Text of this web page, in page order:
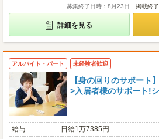
募集終了日時：8月23日 掲載終
詳細を見る
アルバイト・パート 未経験者歓迎
【身の回りのサポート
>入居者様のサポート!
給与
日給1万7385円